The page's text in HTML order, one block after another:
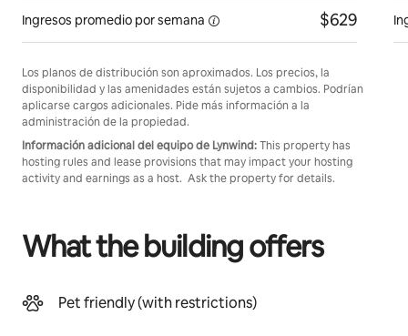
Ingresos promedio porsemana $629
Los planos de distribución son aproximados. Los precios, la
disponibilidad y las amenidades están sujetos a cambios. Podrían
aplicarse cargos adicionales. Pide más información a la
administración de la propiedad.
Información adicional del equipo de Lynwind:This property has
hosting rules and lease provisions that may impact your hosting
activity and earnings as a host. Ask the property for details.
What the building offers
Pet friendly (with restrictions)